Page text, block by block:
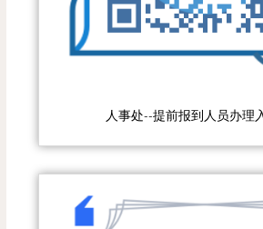
人事处--提前报到人员办理